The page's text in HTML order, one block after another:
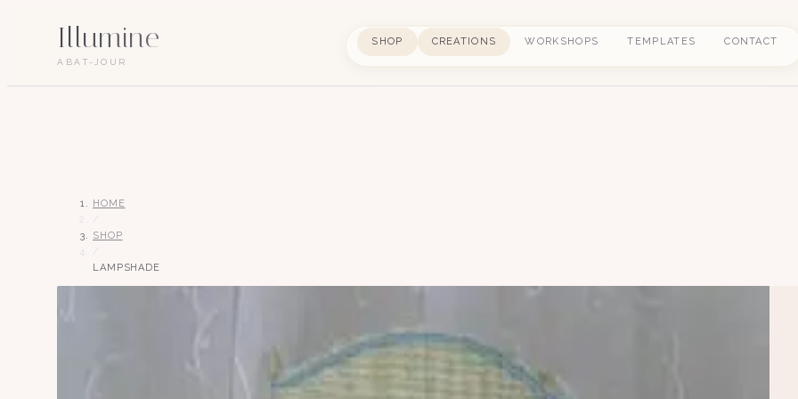
Illumine
ABAT-JOUR
SHOP CREATIONS WORKSHOPS TEMPLATES CONTACT
HOME
SHOP
LAMPSHADE